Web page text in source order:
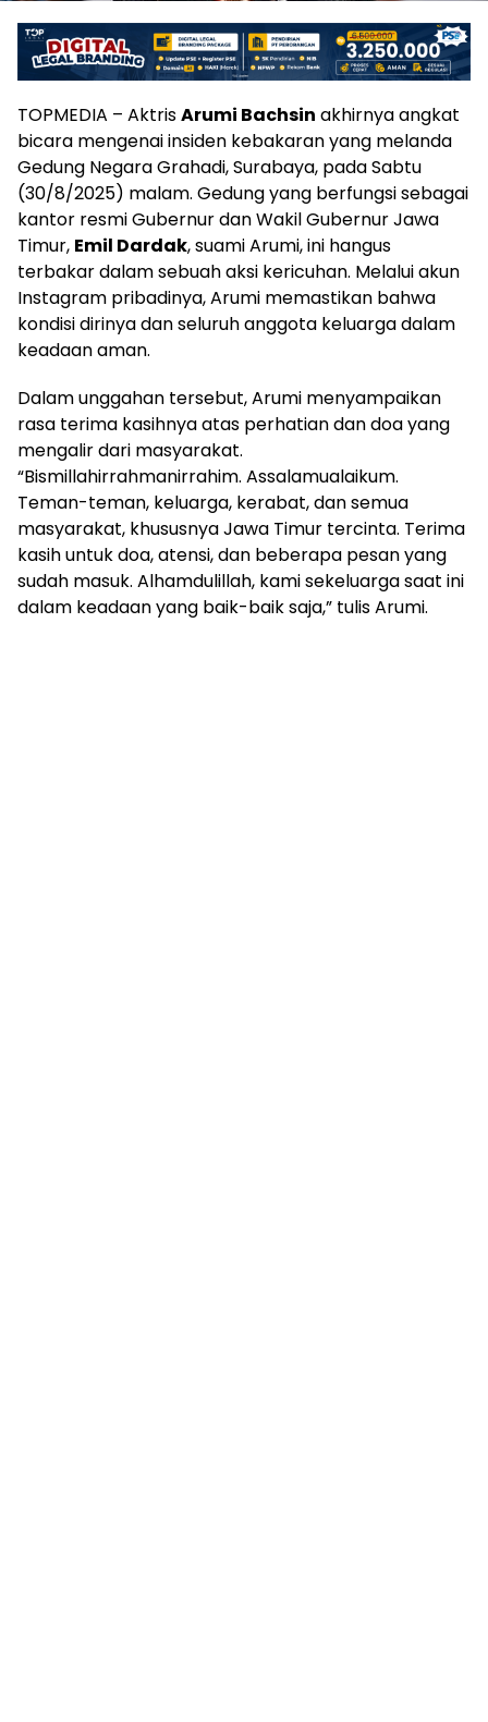
TOPMEDIA – AktrisArumi Bachsin akhirnya angkat
bicara mengenai insiden kebakaran yang melanda
Gedung Negara Grahadi, Surabaya, pada Sabtu
(30/8/2025) malam. Gedung yang berfungsi sebagai
kantor resmi Gubernur dan Wakil Gubernur Jawa
Timur, Emil Dardak, suami Arumi, ini hangus
terbakar dalam sebuah aksi kericuhan. Melalui akun
Instagram pribadinya, Arumi memastikan bahwa
kondisi dirinya dan seluruh anggota keluarga dalam
keadaan aman.
Dalam unggahan tersebut, Arumi menyampaikan
rasa terima kasihnya atas perhatian dan doa yang
mengalir dari masyarakat.
“Bismillahirrahmanirrahim. Assalamualaikum.
Teman-teman, keluarga, kerabat, dan semua
masyarakat, khususnya Jawa Timur tercinta. Terima
kasih untuk doa, atensi, dan beberapa pesan yang
sudah masuk. Alhamdulillah, kami sekeluarga saat ini
dalam keadaan yang baik-baik saja,” tulis Arumi.